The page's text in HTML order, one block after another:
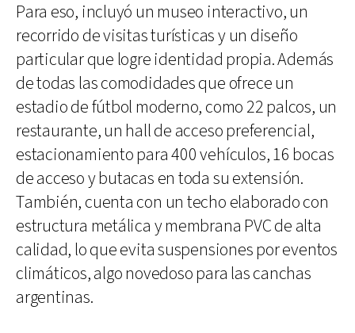
Para eso, incluyó un museo interactivo, un
recorrido de visitas turísticas y un diseño
particular que logre identidad propia. Además
de todas las comodidades que ofrece un
estadio de fútbol moderno, como 22 palcos, un
restaurante, un hall de acceso preferencial,
estacionamiento para 400 vehículos, 16 bocas
de acceso y butacas en toda su extensión.
También, cuenta con un techo elaborado con
estructura metálica y membrana PVC de alta
calidad, lo que evita suspensiones por eventos
climáticos, algo novedoso para las canchas
argentinas.